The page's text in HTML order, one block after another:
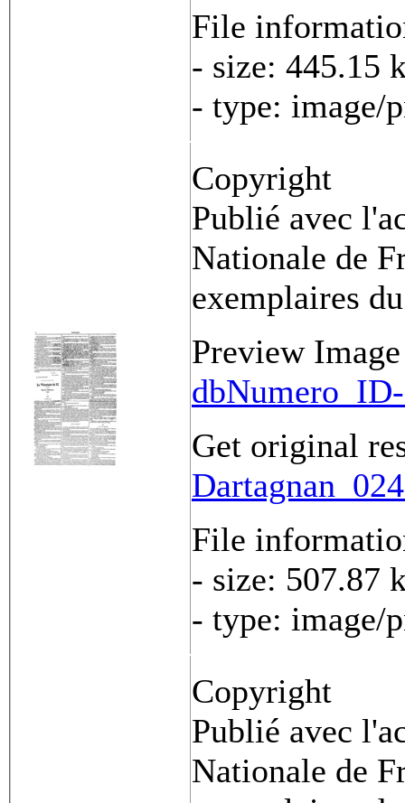
File
- size: 445.15
- type: image/
Copyright
Publié avec
Nationale de
exemplaires
Preview Image
Get original
File
- size: 507.87
- type: image/
Copyright
Publié avec
Nationale de